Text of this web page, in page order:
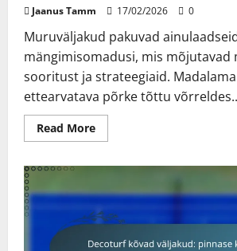
Jaanus Tamm 17/02/2026 0
Muruväljakud pakuvad
mängimisomadusi, mis mõjutavad
sooritust ja strateegiaid.
ettearvatava põrke tõttu
Read MoreRead
more
põrkumisomadused,
kiirus,
mängija
kogemus